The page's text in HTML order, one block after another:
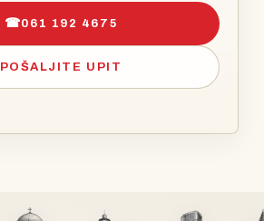
☎061 192 4675
POŠALJITE UPIT